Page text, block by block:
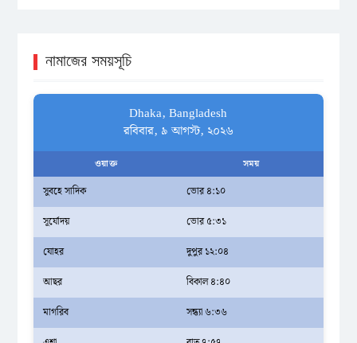
নামাজের সময়সূচি
Dhaka, Bangladesh
রবিবার, ৯ আগস্ট, ২০২৬
ওয়াক্ত সময়
সুবহে সাদিক
ভোর ৪:১০
সূর্যোদয়
ভোর ৫:৩১
যোহর
দুপুর ১২:০৪
আছর
বিকাল ৪:৪০
মাগরিব
সন্ধ্যা ৬:৩৬